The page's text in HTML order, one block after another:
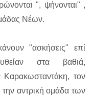
", ψήνονται" ,
Νέων.
"ασκήσεις" επί
στα βαθιά,
Καρακωσταντάκη, τον
αντρική ομάδα των